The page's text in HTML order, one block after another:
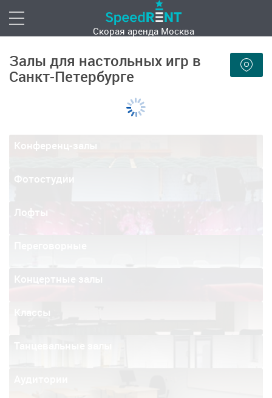
Скорая аренда Москва
Залы для настольных игр в
Санкт-Петербурге
Конференц-залы
Фотостудии
Лофты
Классы